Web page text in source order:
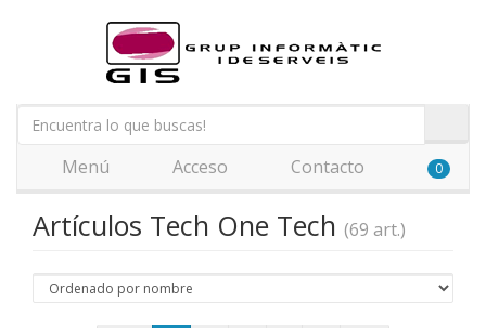
Menú Acceso Contacto 0
Artículos Tech One Tech (69 art.)